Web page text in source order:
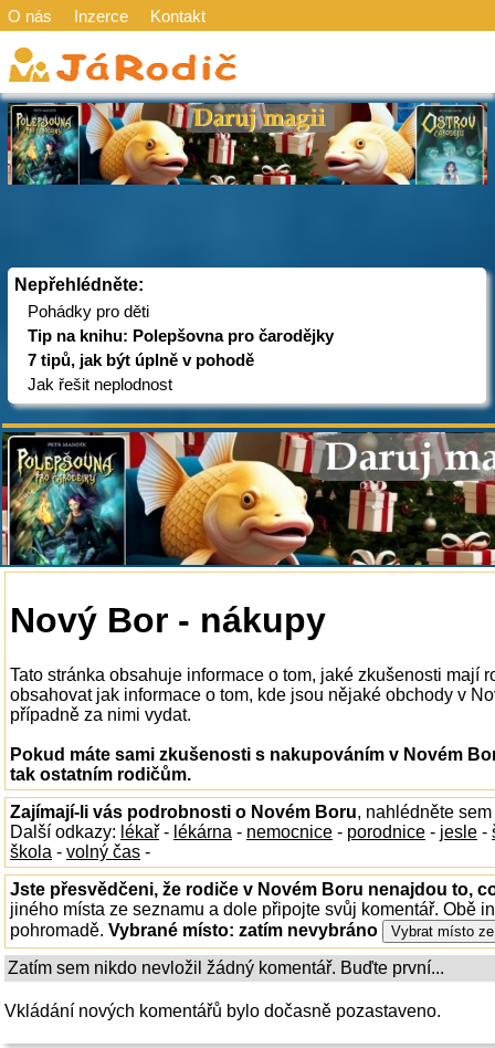
O nás Inzerce Kontakt
Nepřehlédněte:
Pohádky pro děti
Tip na knihu: Polepšovna pro čarodějky
7 tipů, jak být úplně v pohodě
Jak řešit neplodnost
Nový Bor - nákupy
Tato stránka obsahuje informace o tom, jaké zkušenosti mají
obsahovat jak informace o tom, kde jsou nějaké obchody v
případně za nimi vydat.
Pokud máte sami zkušenosti s nakupováním v Novém
tak ostatním rodičům.
Zajímají-li vás podrobnosti o Novém Boru, nahlédněte
Další odkazy: lékař - lékárna - nemocnice - porodnice - jesle -
škola - volný čas -
Jste přesvědčeni, že rodiče v Novém Boru nenajdou to,
jiného místa ze seznamu a dole připojte svůj komentář. Obě
pohromadě. Vybrané místo: zatím nevybráno
Zatím sem nikdo nevložil žádný komentář. Buďte první...
Vkládání nových komentářů bylo dočasně pozastaveno.